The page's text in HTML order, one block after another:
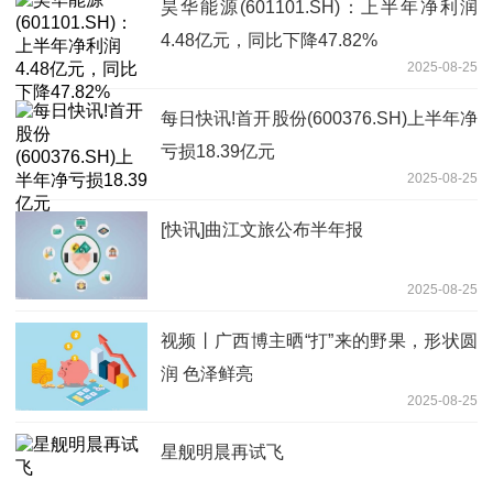
昊华能源(601101.SH)：上半年净利润
4.48亿元，同比下降47.82%
2025-08-25
每日快讯!首开股份(600376.SH)上半年净
亏损18.39亿元
2025-08-25
[快讯]曲江文旅公布半年报
2025-08-25
视频丨广西博主晒“打”来的野果，形状圆
润 色泽鲜亮
2025-08-25
星舰明晨再试飞